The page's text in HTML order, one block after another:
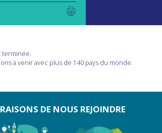
terminée.
à venir avec plus de 140 pays du monde.
DE NOUS REJOINDRE